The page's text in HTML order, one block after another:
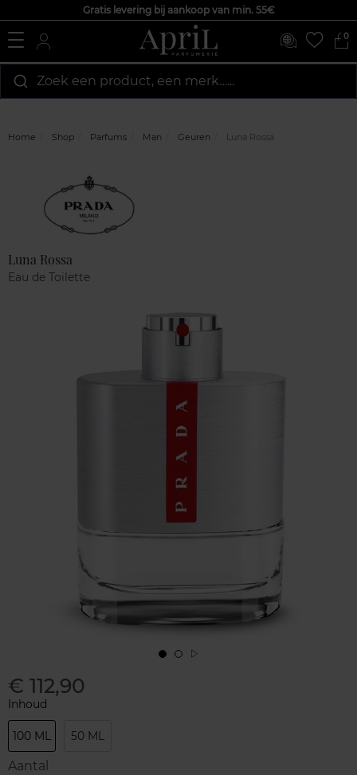
Gratis levering bij aankoop van min. 55€
0
Zoek een product, een merk…...
Home Shop Parfums Man Geuren Luna Rossa
Luna Rossa
Eau de Toilette
€ 112,90
Inhoud
100 ML 50 ML
Aantal